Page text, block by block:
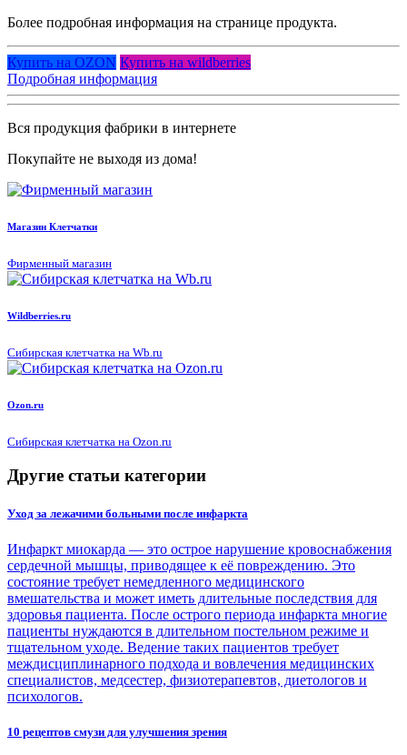
Более подробная информация на странице продукта.
Купить на OZON Купить на wildberries
Подробная информация
Вся продукция фабрики в интернете
Покупайте не выходя из дома!
Магазин Клетчатки
Фирменный магазин
Wildberries.ru
Сибирская клетчатка на Wb.ru
Ozon.ru
Сибирская клетчатка на Ozon.ru
Другие статьи категории
Уход за лежачими больными после инфаркта
Инфаркт миокарда — это острое нарушение кровоснабжения
сердечной мышцы, приводящее к её повреждению. Это
состояние требует немедленного медицинского
вмешательства и может иметь длительные последствия для
здоровья пациента. После острого периода инфаркта многие
пациенты нуждаются в длительном постельном режиме и
тщательном уходе. Ведение таких пациентов требует
междисциплинарного подхода и вовлечения медицинских
специалистов, медсестер, физиотерапевтов, диетологов и
психологов.
10 рецептов смузи для улучшения зрения